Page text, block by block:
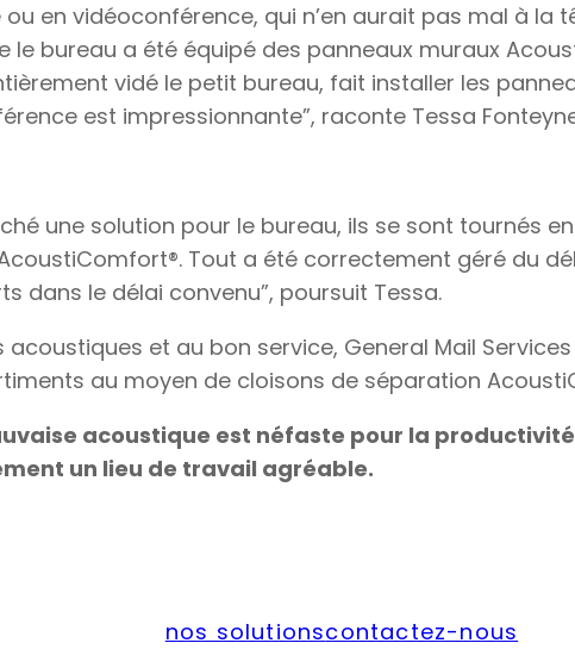
en vidéoconférence, qui n’en aurait pas mal à la
le bureau a été équipé des panneaux muraux
vidé le petit bureau, fait installer les
est impressionnante”, raconte Tessa
une solution pour le bureau, ils se sont tournés
Tout a été correctement géré du
dans le délai convenu”, poursuit Tessa.
et au bon service, General Mail
au moyen de cloisons de séparation
acoustique est néfaste pour la
un lieu de travail agréable.
nos solutionscontactez-nous